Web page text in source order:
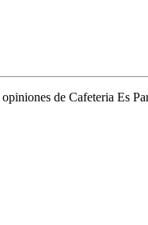
opiniones de Cafeteria Es